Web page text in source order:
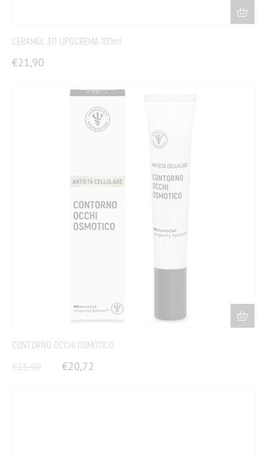
CERAMOL 311 LIPOCREMA 100ml
€21,90
CONTORNO OCCHI OSMOTICO
€25,90 €20,72